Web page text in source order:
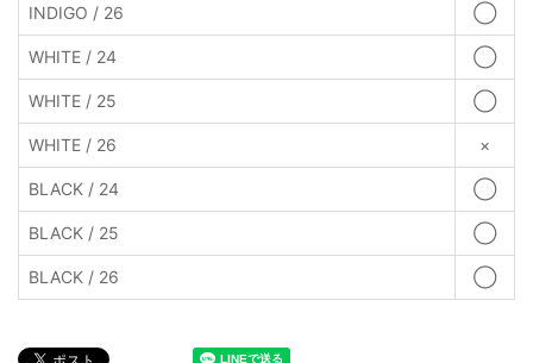
INDIGO / 26 ◯
WHITE / 24 ◯
WHITE / 25 ◯
WHITE / 26 ×
BLACK / 24 ◯
BLACK / 25 ◯
BLACK / 26 ◯